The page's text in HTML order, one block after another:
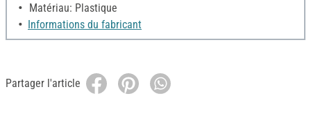
Matériau: Plastique
Informations du fabricant
Partager l'article